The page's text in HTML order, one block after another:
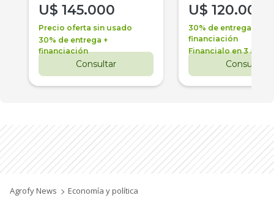
U$ 145.000
Precio oferta sin usado
30% de entrega +
financiación
Consultar
U$ 120.000
30% de entrega +
financiación
Financialo en 3 años
Consultar
Agrofy News Economía y política